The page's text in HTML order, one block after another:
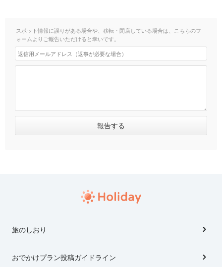
スポット情報に誤りがある場合や、移転・閉店している場合は、こちらのフ
ォームよりご報告いただけると幸いです。
旅のしおり
おでかけプラン投稿ガイドライン